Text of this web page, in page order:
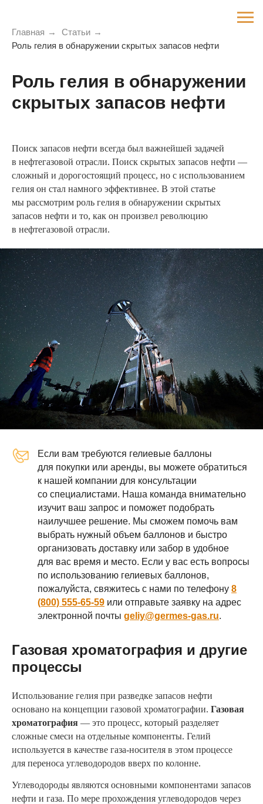
Главная → Статьи →
Роль гелия в обнаружении скрытых запасов нефти
Роль гелия в обнаружении
скрытых запасов нефти
Поиск запасов нефти всегда был важнейшей задачей
в нефтегазовой отрасли. Поиск скрытых запасов нефти —
сложный и дорогостоящий процесс, но с использованием
гелия он стал намного эффективнее. В этой статье
мы рассмотрим роль гелия в обнаружении скрытых
запасов нефти и то, как он произвел революцию
в нефтегазовой отрасли.
Если вам требуются гелиевые баллоны
для покупки или аренды, вы можете обратиться
к нашей компании для консультации
со специалистами. Наша команда внимательно
изучит ваш запрос и поможет подобрать
наилучшее решение. Мы сможем помочь вам
выбрать нужный объем баллонов и быстро
организовать доставку или забор в удобное
для вас время и место. Если у вас есть вопросы
по использованию гелиевых баллонов,
пожалуйста, свяжитесь с нами по телефону 8
(800) 555-65-59 или отправьте заявку на адрес
электронной почты geliy@germes-gas.ru.
Газовая хроматография и другие
процессы
Использование гелия при разведке запасов нефти
основано на концепции газовой хроматографии. Газовая
хроматография — это процесс, который разделяет
сложные смеси на отдельные компоненты. Гелий
используется в качестве газа-носителя в этом процессе
для переноса углеводородов вверх по колонне.
Углеводороды являются основными компонентами запасов
нефти и газа. По мере прохождения углеводородов через